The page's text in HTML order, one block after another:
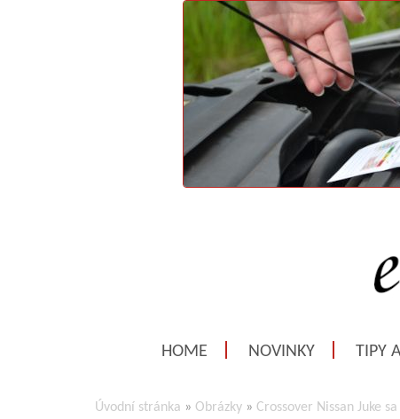
HOME NOVINKY TIPY
Úvodní stránka » Obrázky » Crossover Nissan Juke